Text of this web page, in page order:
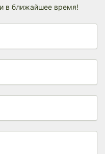
в ближайшее время!